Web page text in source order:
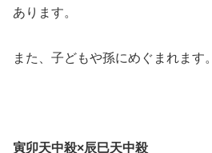
あります。
また、子どもや孫にめぐまれます。
寅卯天中殺×辰巳天中殺